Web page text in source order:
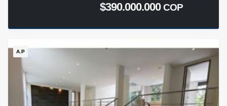
$390.000.000COP
A.P